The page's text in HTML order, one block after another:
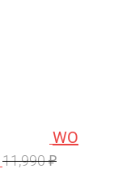
WO
11,990₽